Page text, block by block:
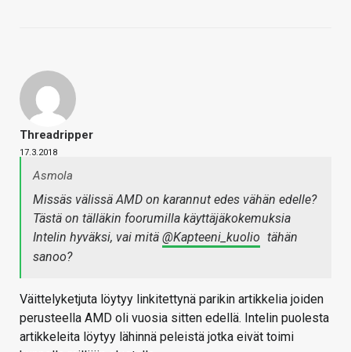
Threadripper
17.3.2018
Asmola
Missäs välissä AMD on karannut edes vähän edelle?
Tästä on tälläkin foorumilla käyttäjäkokemuksia
Intelin hyväksi, vai mitä @Kapteeni_kuolio tähän
sanoo?
Väittelyketjuta löytyy linkitettynä parikin artikkelia joiden
perusteella AMD oli vuosia sitten edellä. Intelin puolesta
artikkeleita löytyy lähinnä peleistä jotka eivät toimi